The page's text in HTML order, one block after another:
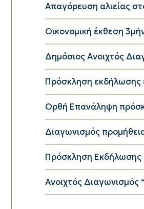
Απαγόρευση αλιείας
Οικονομική έκθεση
Δημόσιος Ανοιχτός
Πρόσκληση εκδήλωσης
Ορθή Επανάληψη
Διαγωνισμός
Πρόσκληση Εκδήλωσης
Ανοιχτός Διαγωνισμός